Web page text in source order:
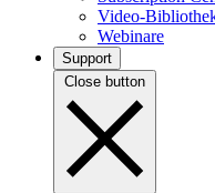
Video-
Webinare
Support
Close button